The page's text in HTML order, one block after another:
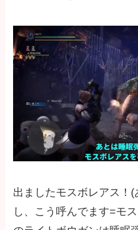
出ましたモスボレアス！
し、こう呼んでます=モ